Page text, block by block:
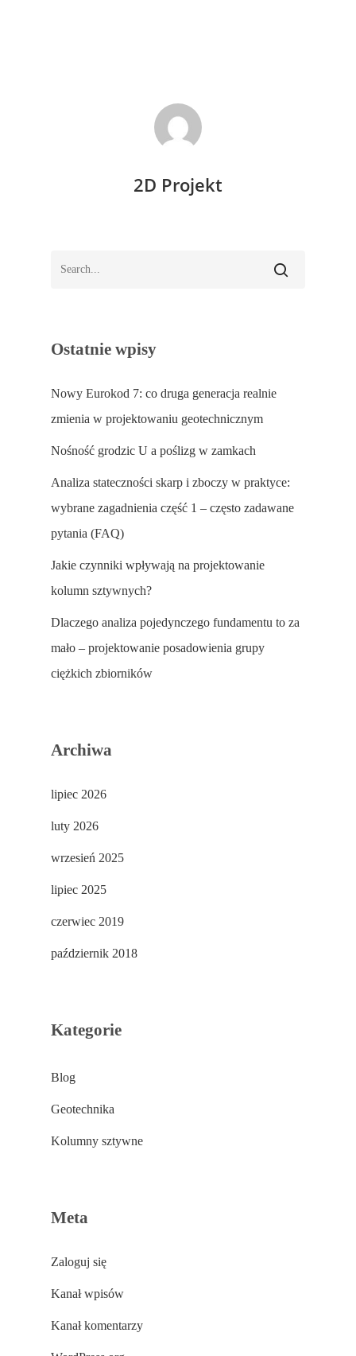
2D Projekt
Ostatnie wpisy
Nowy Eurokod 7: co druga generacja realnie
zmienia w projektowaniu geotechnicznym
Nośność grodzic U a poślizg w zamkach
Analiza stateczności skarp i zboczy w praktyce:
wybrane zagadnienia część 1 – często zadawane
pytania (FAQ)
Jakie czynniki wpływają na projektowanie
kolumn sztywnych?
Dlaczego analiza pojedynczego fundamentu to za
mało – projektowanie posadowienia grupy
ciężkich zbiorników
Archiwa
lipiec 2026
luty 2026
wrzesień 2025
lipiec 2025
czerwiec 2019
październik 2018
Kategorie
Blog
Geotechnika
Kolumny sztywne
Meta
Zaloguj się
Kanał wpisów
Kanał komentarzy